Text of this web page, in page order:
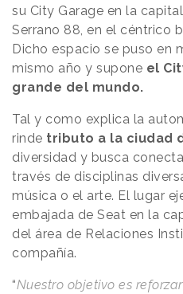
su City Garage en la
Serrano 88, en el céntrico
Dicho espacio se puso en
mismo año y supone el
grande del mundo.
Tal y como explica la
rinde tributo a la ciudad
diversidad y busca
través de disciplinas
música o el arte. El lugar
embajada de Seat en la
del área de Relaciones
compañía.
“Nuestro objetivo es